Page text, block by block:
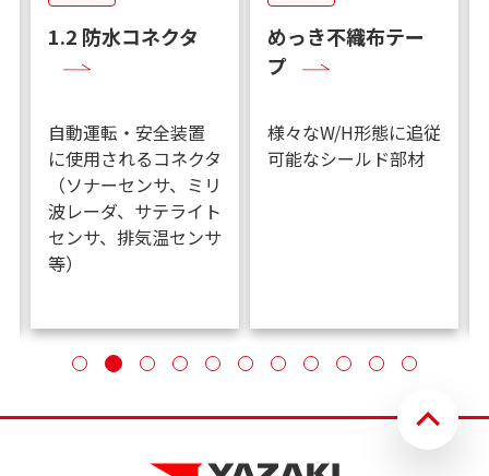
1.2 防水コネクタ
自動運転・安全装置
に使用されるコネクタ
（ソナーセンサ、ミリ
波レーダ、サテライト
センサ、排気温センサ
等）
めっき不織布テー
プ
様々なW/H形態に追従
可能なシールド部材